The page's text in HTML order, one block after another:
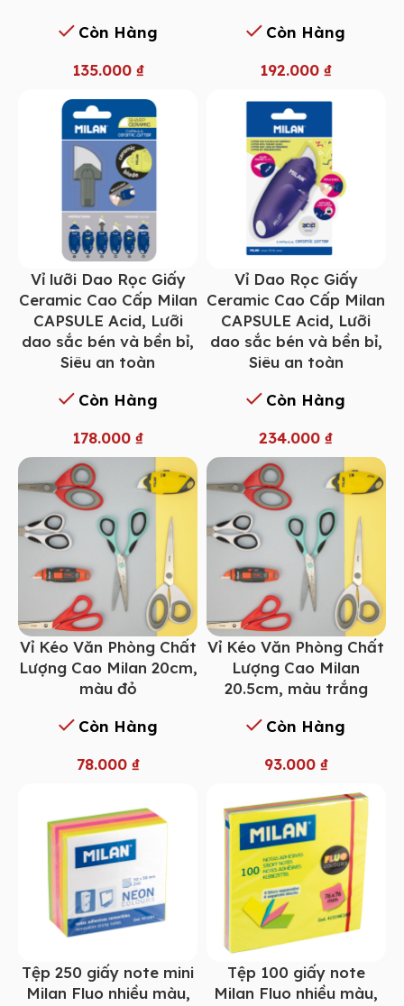
Còn Hàng
135.000 ₫
Còn Hàng
192.000₫
Vỉ lưỡi Dao Rọc Giấy
Ceramic Cao Cấp Milan
CAPSULE Acid, Lưỡi
dao sắc bén và bền bỉ,
Siêu an toàn
Còn Hàng
178.000 ₫
Vỉ Dao Rọc Giấy
Ceramic Cao Cấp Milan
CAPSULE Acid, Lưỡi
dao sắc bén và bền bỉ,
Siêu an toàn
Còn Hàng
234.000₫
Vỉ Kéo Văn Phòng Chất
Lượng Cao Milan 20cm,
màu đỏ
Còn Hàng
78.000 ₫
Vỉ Kéo Văn Phòng Chất
Lượng Cao Milan
20.5cm, màu trắng
Còn Hàng
93.000 ₫
Tệp 250 giấy note mini
Milan Fluo nhiều màu,
Tệp 100 giấy note
Milan Fluo nhiều màu,